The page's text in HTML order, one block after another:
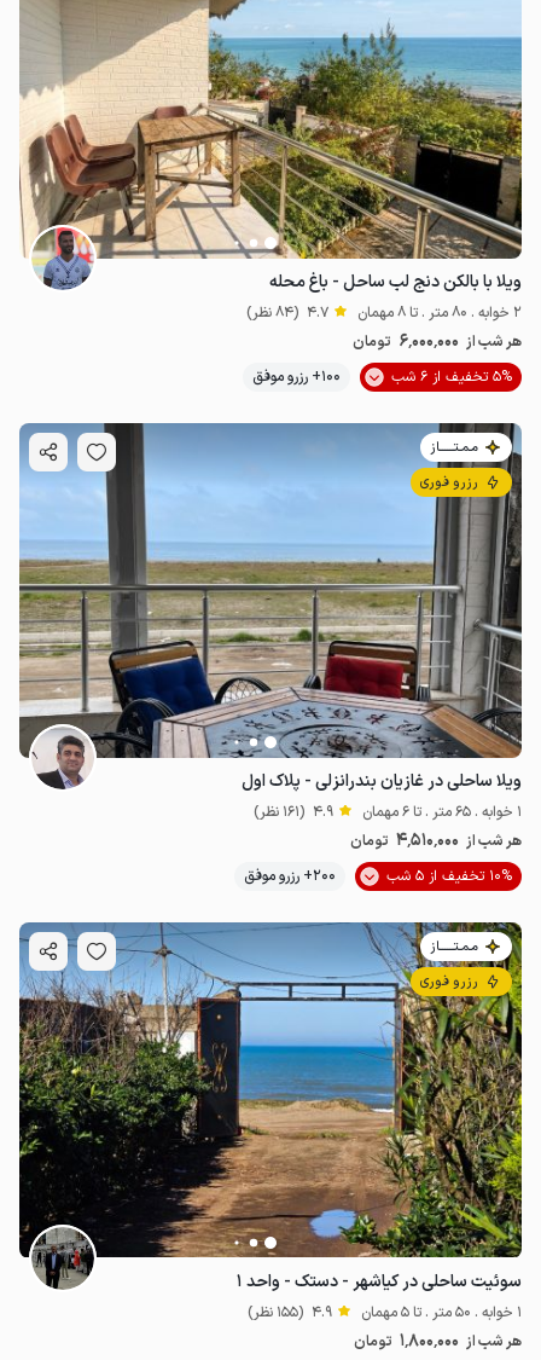
ویلا با بالکن دنج لب ساحل - باغ محله
2 خوابه . 80 متر . تا 8 مهمان 4.7 (84 نظر)
هر شب از 6٬000٬000 تومان
5% تخفیف از 6 شب
100+ رزرو موفق
مـمـتــــــاز
رزرو فوری
ویلا ساحلی در غازیان بندرانزلی - پلاک اول
1 خوابه . 65 متر . تا 6 مهمان 4.9 (161 نظر)
هر شب از 4٬510٬000 تومان
10% تخفیف از 5 شب
200+ رزرو موفق
مـمـتــــــاز
رزرو فوری
سوئیت ساحلی در کیاشهر - دستک - واحد ۱
1 خوابه . 50 متر . تا 5 مهمان 4.9 (155 نظر)
هر شب از 1٬800٬000 تومان